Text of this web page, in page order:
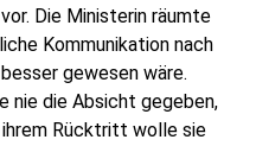
Die Ministerin räumte
Kommunikation nach
gewesen wäre.
nie die Absicht gegeben,
Rücktritt wolle sie